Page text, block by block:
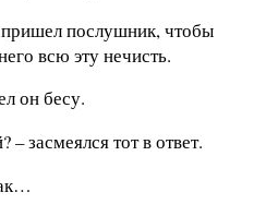
послушник, чтобы
всю эту нечисть.
он бесу.
засмеялся тот в ответ.